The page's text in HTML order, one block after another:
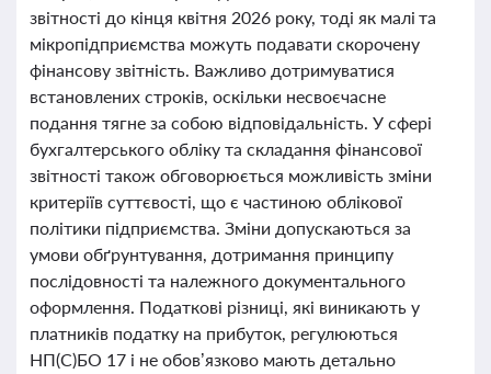
звітності до кінця квітня 2026 року, тоді як малі та
мікропідприємства можуть подавати скорочену
фінансову звітність. Важливо дотримуватися
встановлених строків, оскільки несвоєчасне
подання тягне за собою відповідальність. У сфері
бухгалтерського обліку та складання фінансової
звітності також обговорюється можливість зміни
критеріїв суттєвості, що є частиною облікової
політики підприємства. Зміни допускаються за
умови обґрунтування, дотримання принципу
послідовності та належного документального
оформлення. Податкові різниці, які виникають у
платників податку на прибуток, регулюються
НП(С)БО 17 і не обов’язково мають детально